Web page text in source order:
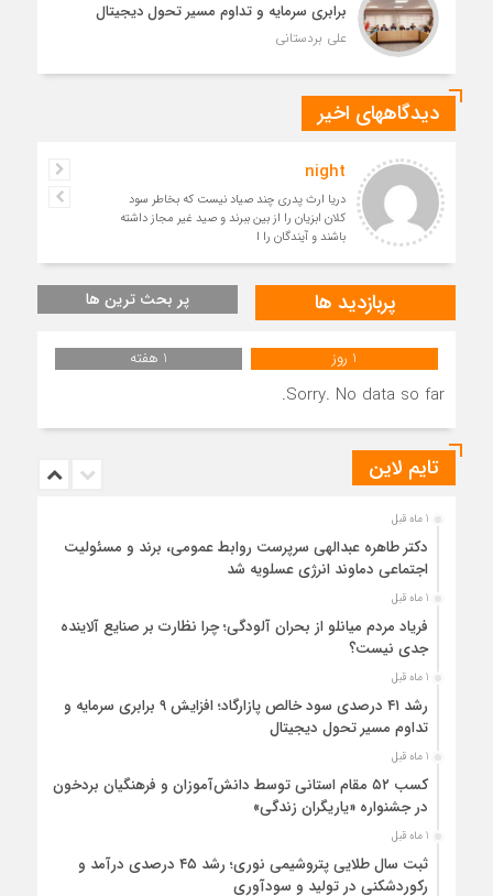
برابری سرمایه و تداوم مسیر تحول دیجیتال
علی بردستانی
دیدگاههای اخیر
night
دریا ارث پدری چند صیاد نیست که بخاطر سود
کلان ابزیان را از بین ببرند و صید غیر مجاز داشته
باشند و آیندگان را ا
پربازدید ها پر بحث ترین ها
1 روز 1 هفته
Sorry. No data so far.
تایم لاین
1 ماه قبل
دکتر طاهره عبدالهی سرپرست روابط عمومی، برند و مسئولیت
اجتماعی دماوند انرژی عسلویه شد
1 ماه قبل
فریاد مردم میانلو از بحران آلودگی؛ چرا نظارت بر صنایع آلاینده
جدی نیست؟
1 ماه قبل
رشد ۴۱ درصدی سود خالص پازارگاد؛ افزایش ۹ برابری سرمایه و
تداوم مسیر تحول دیجیتال
1 ماه قبل
کسب ۵۲ مقام استانی توسط دانش‌آموزان و فرهنگیان بردخون
در جشنواره «یاریگران زندگی»
1 ماه قبل
ثبت سال طلایی پتروشیمی نوری؛ رشد ۴۵ درصدی درآمد و
رکوردشکنی در تولید و سودآوری